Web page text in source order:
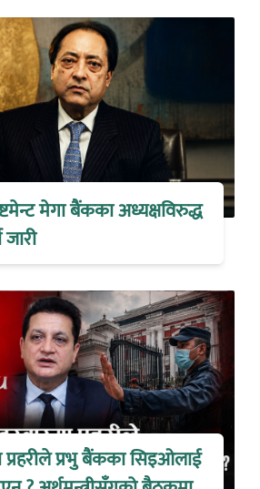
मेगा बैंकका अध्यक्षविरुद्ध
जारी
प्रहरीले प्रभु बैंकका सिइओलाई